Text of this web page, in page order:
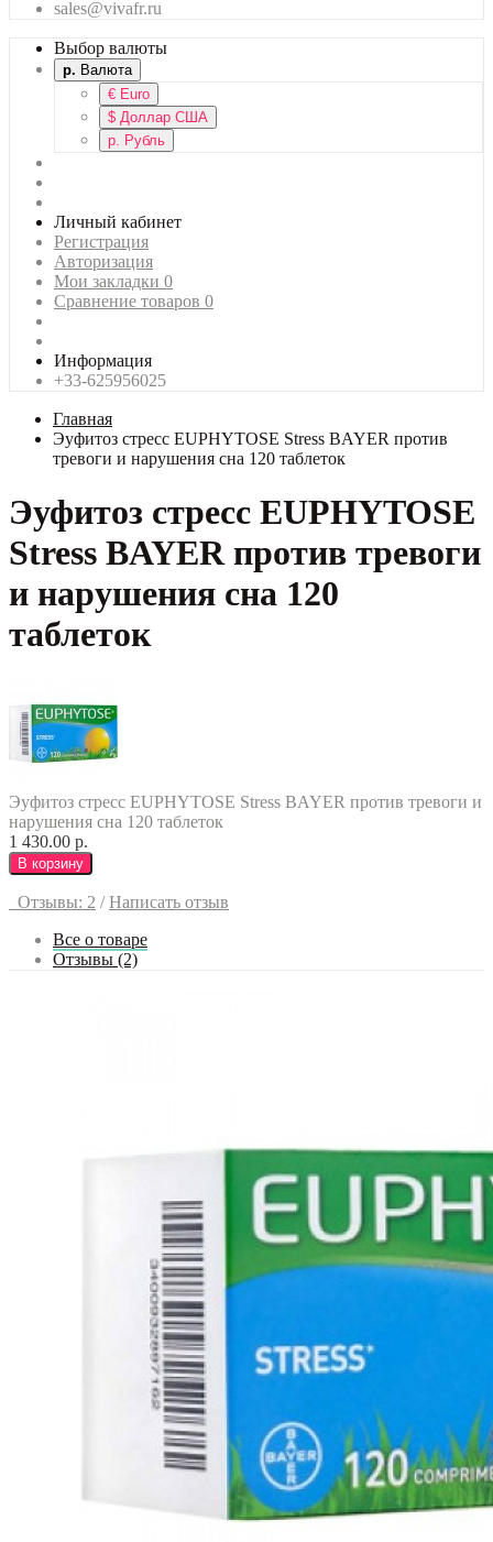
sales@vivafr.ru
Выбор валюты
р. Валюта
€ Euro
$ Доллар США
р. Рубль
Личный кабинет
Регистрация
Авторизация
Мои закладки 0
Сравнение товаров 0
Информация
+33-625956025
Главная
Эуфитоз стресс EUPHYTOSE Stress BAYER против
тревоги и нарушения сна 120 таблеток
Эуфитоз стресс EUPHYTOSE
Stress BAYER против тревоги
и нарушения сна 120
таблеток
Эуфитоз стресс EUPHYTOSE Stress BAYER против тревоги и
нарушения сна 120 таблеток
1 430.00 р.
В корзину
Отзывы: 2 / Написать отзыв
Все о товаре
Отзывы (2)